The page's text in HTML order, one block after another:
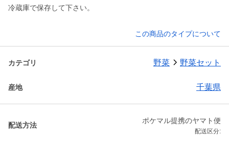
冷蔵庫で保存して下さい。
この商品のタイプについて
カテゴリ 野菜 野菜セット
産地 千葉県
配送方法
ポケマル提携のヤマト便
配送区分: